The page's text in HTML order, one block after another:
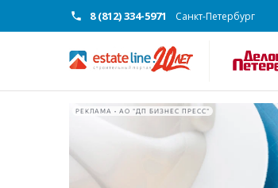
8 (812) 334-5971 Санкт-Петербург
РЕКЛАМА • АО "ДП БИЗНЕС ПРЕСС"